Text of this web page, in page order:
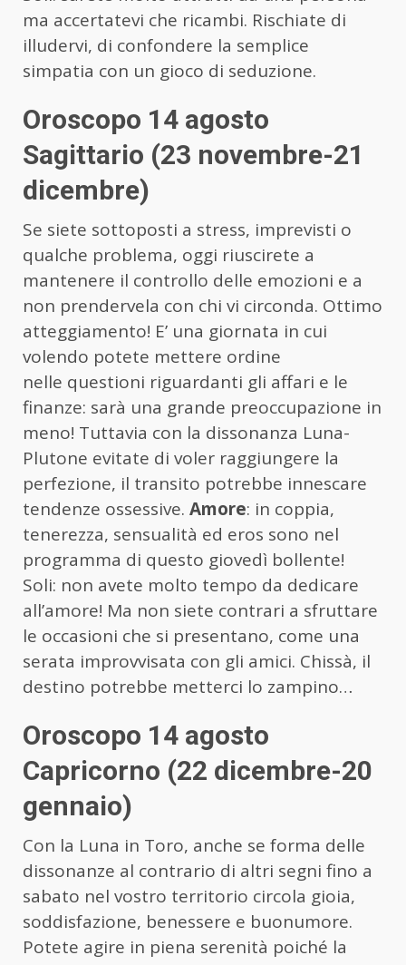
ma accertatevi che ricambi. Rischiate di
illudervi, di confondere la semplice
simpatia con un gioco di seduzione.
Oroscopo 14 agosto
Sagittario (23 novembre-21
dicembre)
Se siete sottoposti a stress, imprevisti o
qualche problema, oggi riuscirete a
mantenere il controllo delle emozioni e a
non prendervela con chi vi circonda. Ottimo
atteggiamento! E’ una giornata in cui
volendo potete mettere ordine
nelle questioni riguardanti gli affari e le
finanze: sarà una grande preoccupazione in
meno! Tuttavia con la dissonanza Luna-
Plutone evitate di voler raggiungere la
perfezione, il transito potrebbe innescare
tendenze ossessive. Amore: in coppia,
tenerezza, sensualità ed eros sono nel
programma di questo giovedì bollente!
Soli: non avete molto tempo da dedicare
all’amore! Ma non siete contrari a sfruttare
le occasioni che si presentano, come una
serata improvvisata con gli amici. Chissà, il
destino potrebbe metterci lo zampino…
Oroscopo 14 agosto
Capricorno (22 dicembre-20
gennaio)
Con la Luna in Toro, anche se forma delle
dissonanze al contrario di altri segni fino a
sabato nel vostro territorio circola gioia,
soddisfazione, benessere e buonumore.
Potete agire in piena serenità poiché la